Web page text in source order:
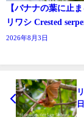
【バナナの葉に止
リワシ Crested
2026年8月3日